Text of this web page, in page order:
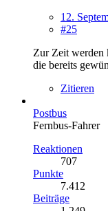
12.
#25
Zur Zeit werden
die bereits
Zitieren
Postbus
Fernbus-Fahrer
Reaktionen
707
Punkte
7.412
Beiträge